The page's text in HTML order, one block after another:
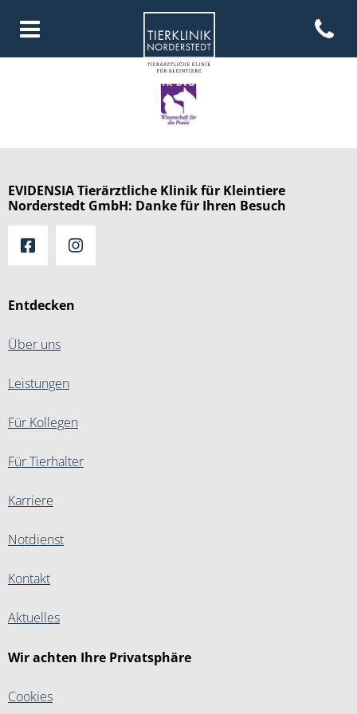
Homepage Tierklinik
Open
Entdecken
Über uns
Leistungen
Für Kollegen
Für Tierhalter
Karriere
Notdienst
Kontakt
Aktuelles
Wir achten Ihre Privatsphäre
Cookies
EVIDENSIA Tierärztliche Klinik für Kleintiere
Norderstedt GmbH: Danke für Ihren Besuch